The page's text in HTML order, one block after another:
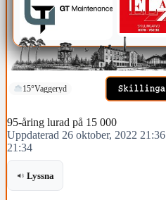
15°Vaggeryd
95-åring lurad på 15 000
Uppdaterad 26 oktober, 2022 21:36
21:34
Lyssna